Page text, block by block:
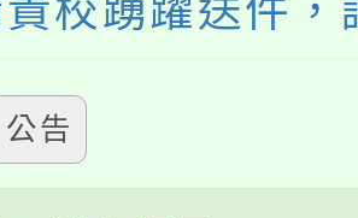
校踴躍送件，
公告